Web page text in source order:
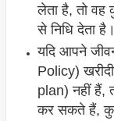
लेता है, तो वह
से निधि देता है।
यदि आपने
Policy)
plan) नहीं हैं,
कर सकते हैं, कुछ